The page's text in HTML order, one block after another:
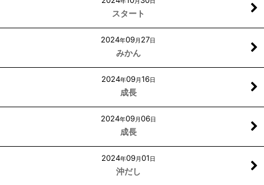
スタート
2024年09月 27日
みかん
2024年09月16日
成長
2024年09月06日
成長
2024年09月01日
沖だし